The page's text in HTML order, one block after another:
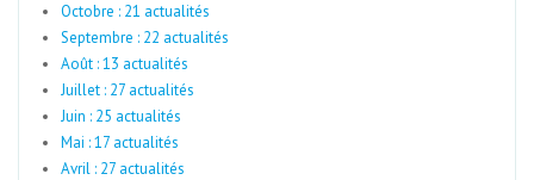
Octobre : 21 actualités
Septembre : 22 actualités
Août : 13 actualités
Juillet : 27 actualités
Juin : 25 actualités
Mai : 17 actualités
Avril : 27 actualités